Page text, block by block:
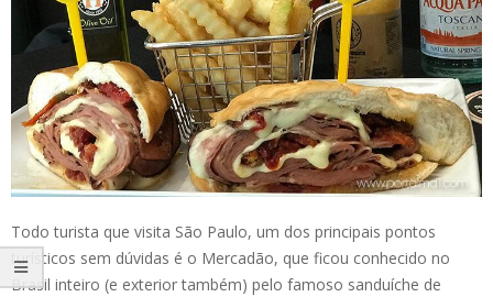
Todo turista que visita São Paulo, um dos principais pontos
turísticos sem dúvidas é o Mercadão, que ficou conhecido no
Brasil inteiro (e exterior também) pelo famoso sanduíche de